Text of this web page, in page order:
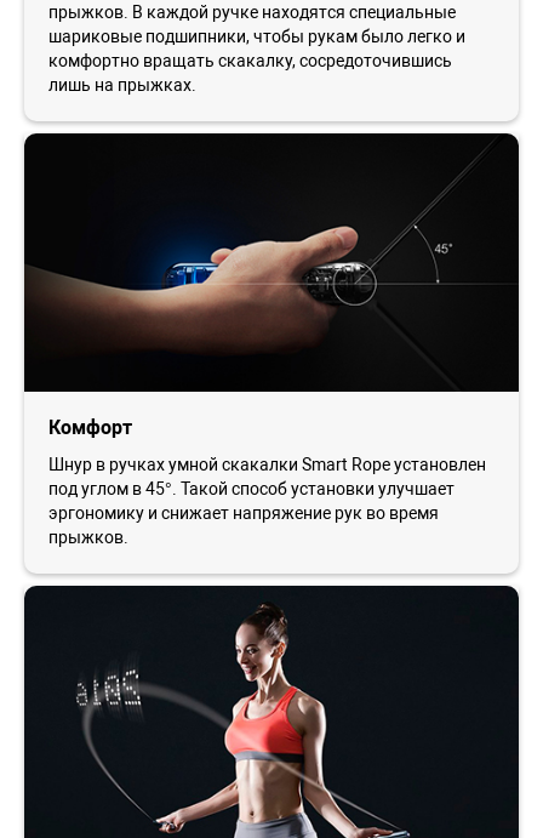
прыжков. В каждой ручке находятся специальные
шариковые подшипники, чтобы рукам было легко и
комфортно вращать скакалку, сосредоточившись
лишь на прыжках.
Комфорт
Шнур в ручках умной скакалки Smart Rope установлен
под углом в 45°. Такой способ установки улучшает
эргономику и снижает напряжение рук во время
прыжков.